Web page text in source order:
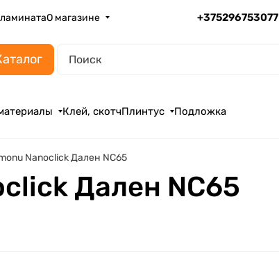
О магазине +375296753077
Клей, скотчПлинтус Подложка
Nanoclick Дален NC65
Дален NC65